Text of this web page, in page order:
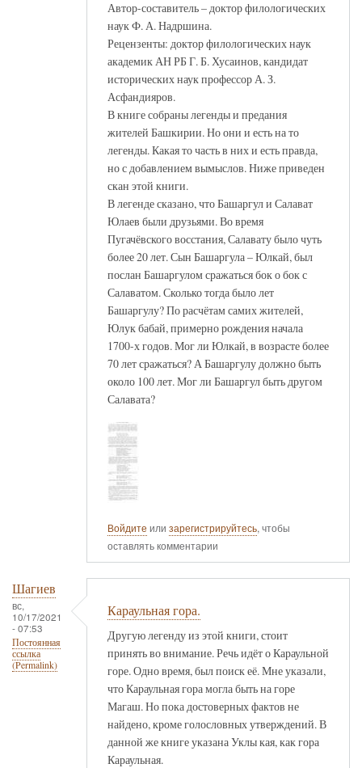
Автор-составитель – доктор филологических
наук Ф. А. Надршина.
Рецензенты: доктор филологических наук
академик АН РБ Г. Б. Хусаинов, кандидат
исторических наук профессор А. З.
Асфандияров.
В книге собраны легенды и предания
жителей Башкирии. Но они и есть на то
легенды. Какая то часть в них и есть правда,
но с добавлением вымыслов. Ниже приведен
скан этой книги.
В легенде сказано, что Башаргул и Салават
Юлаев были друзьями. Во время
Пугачёвского восстания, Салавату было чуть
более 20 лет. Сын Башаргула – Юлкай, был
послан Башаргулом сражаться бок о бок с
Салаватом. Сколько тогда было лет
Башаргулу? По расчётам самих жителей,
Юлук бабай, примерно рождения начала
1700-х годов. Мог ли Юлкай, в возрасте более
70 лет сражаться? А Башаргулу должно быть
около 100 лет. Мог ли Башаргул быть другом
Салавата?
Войдите или зарегистрируйтесь, чтобы
оставлять комментарии
Шагиев
вс,
10/17/2021
- 07:53
Постоянная
ссылка
(Permalink)
Караульная гора.
Другую легенду из этой книги, стоит
принять во внимание. Речь идёт о Караульной
горе. Одно время, был поиск её. Мне указали,
что Караульная гора могла быть на горе
Магаш. Но пока достоверных фактов не
найдено, кроме голословных утверждений. В
данной же книге указана Уклы кая, как гора
Караульная.